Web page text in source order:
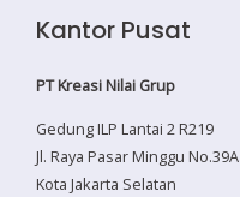
Kantor Pusat
PT Kreasi Nilai Grup
Gedung ILP Lantai 2 R219
Jl. Raya Pasar Minggu No.39A
Kota Jakarta Selatan